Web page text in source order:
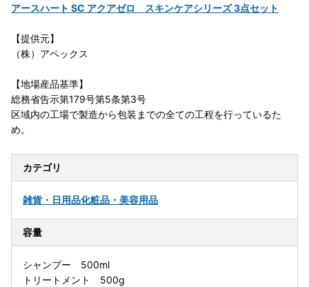
アースハート SC アクアゼロ スキンケアシリーズ 3点セット
【提供元】
（株）アペックス
【地場産品基準】
総務省告示第179号第5条第3号
区域内の工場で製造から包装までの全ての工程を行っているた
め。
カテゴリ
雑貨・日用品化粧品・美容用品
容量
シャンプー 500ml
トリートメント 500g